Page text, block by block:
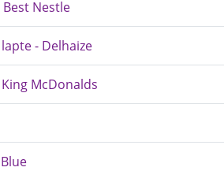
Nestle
- Delhaize
McDonalds